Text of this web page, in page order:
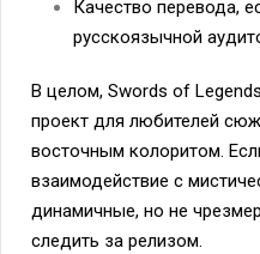
Качество перевода,
русскоязычной
В целом, Swords of
проект для любителей
восточным колоритом.
взаимодействие с
динамичные, но не
следить за релизом.